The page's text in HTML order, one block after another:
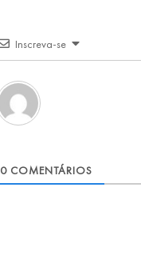
Inscreva-se
0COMENTÁRIOS